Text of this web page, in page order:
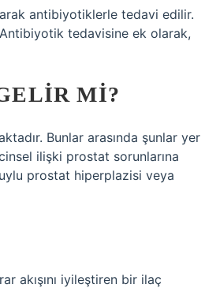
antibiyotiklerle tedavi edilir.
tedavisine ek olarak,
MI?
Bunlar arasında şunlar yer
ilişki prostat sorunlarına
prostat hiperplazisi veya
akışını iyileştiren bir ilaç